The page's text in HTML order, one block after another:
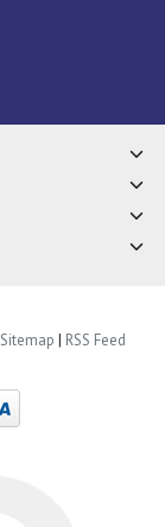
Sitemap | RSS Feed